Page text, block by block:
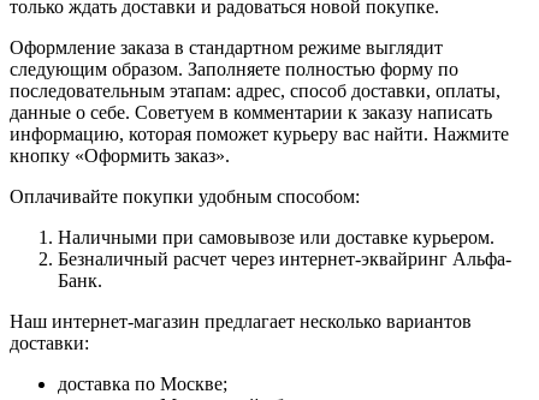
только ждать доставки и радоваться новой покупке.
Оформление заказа в стандартном режиме выглядит
следующим образом. Заполняете полностью форму по
последовательным этапам: адрес, способ доставки, оплаты,
данные о себе. Советуем в комментарии к заказу написать
информацию, которая поможет курьеру вас найти. Нажмите
кнопку «Оформить заказ».
Оплачивайте покупки удобным способом:
Наличными при самовывозе или доставке курьером.
Безналичный расчет через интернет-эквайринг Альфа-
Банк.
Наш интернет-магазин предлагает несколько вариантов
доставки:
доставка по Москве;